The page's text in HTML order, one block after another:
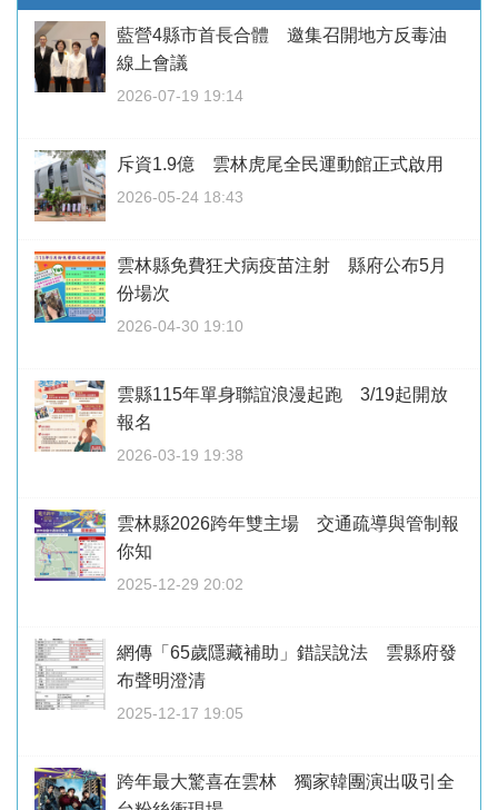
藍營4縣市首長合體 邀集召開地方反毒油
線上會議
2026-07-19 19:14
斥資1.9億 雲林虎尾全民運動館正式啟用
2026-05-24 18:43
雲林縣免費狂犬病疫苗注射 縣府公布5月
份場次
2026-04-30 19:10
雲縣115年單身聯誼浪漫起跑 3/19起開放
報名
2026-03-19 19:38
雲林縣2026跨年雙主場 交通疏導與管制報
你知
2025-12-29 20:02
網傳「65歲隱藏補助」錯誤說法 雲縣府發
布聲明澄清
2025-12-17 19:05
跨年最大驚喜在雲林 獨家韓團演出吸引全